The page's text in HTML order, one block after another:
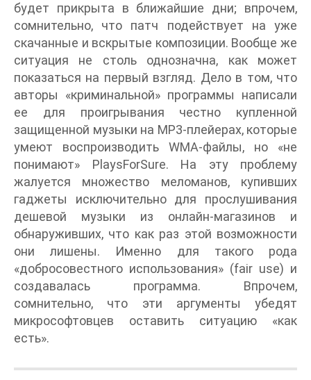
будет прикрыта в ближайшие дни; впрочем,
сомнительно, что патч подействует на уже
скачанные и вскрытые композиции. Вообще же
ситуация не столь однозначна, как может
показаться на первый взгляд. Дело в том, что
авторы «криминальной» программы написали
ее для проигрывания честно купленной
защищенной музыки на MP3-плейерах, которые
умеют воспроизводить WMA-файлы, но «не
понимают» PlaysForSure. На эту проблему
жалуется множество меломанов, купивших
гаджеты исключительно для прослушивания
дешевой музыки из онлайн-магазинов и
обнаруживших, что как раз этой возможности
они лишены. Именно для такого рода
«добросовестного использования» (fair use) и
создавалась программа. Впрочем,
сомнительно, что эти аргументы убедят
микрософтовцев оставить ситуацию «как
есть».